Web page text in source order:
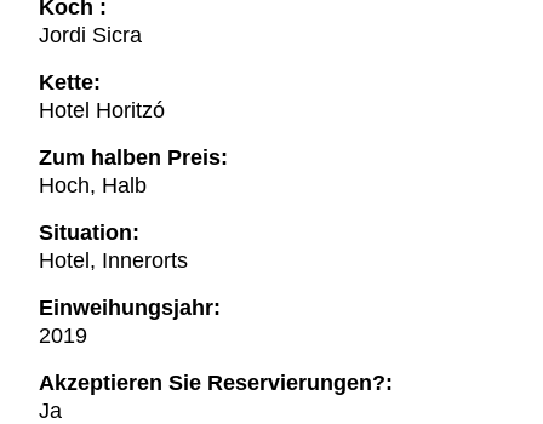
Koch :
Jordi Sicra
Kette:
Hotel Horitzó
Zum halben Preis:
Hoch, Halb
Situation:
Hotel, Innerorts
Einweihungsjahr:
2019
Akzeptieren Sie Reservierungen?:
Ja